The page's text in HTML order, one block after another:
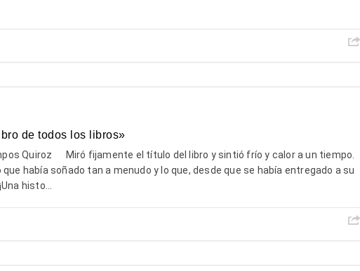
de todos los libros»
Quiroz Miró fijamente el título del libro y sintió frío y calor a un tiempo.
había soñado tan a menudo y lo que, desde que se había entregado a su
histo...